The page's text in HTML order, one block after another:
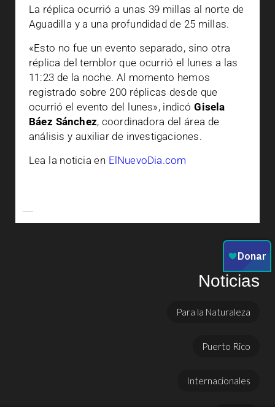
La réplica ocurrió a unas 39 millas al norte de
Aguadilla y a una profundidad de 25 millas.
«Esto no fue un evento separado, sino otra
réplica del temblor que ocurrió el lunes a las
11:23 de la noche. Al momento hemos
registrado sobre 200 réplicas desde que
ocurrió el evento del lunes», indicóGisela
Báez Sánchez, coordinadora del área de
análisis y auxiliar de investigaciones.
Lea la noticia en ElNuevoDia.com
Noticias
Para la Naturaleza
Puerto Rico
Internacionales